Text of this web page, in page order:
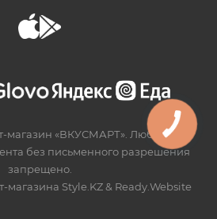
магазин «ВКУСМАРТ». Любое
без письменного разрешения
запрещено.
магазина Style.KZ& Ready.Website